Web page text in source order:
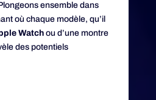
ensemble dans
où chaque modèle, qu’il
Watchou d’une montre
des potentiels